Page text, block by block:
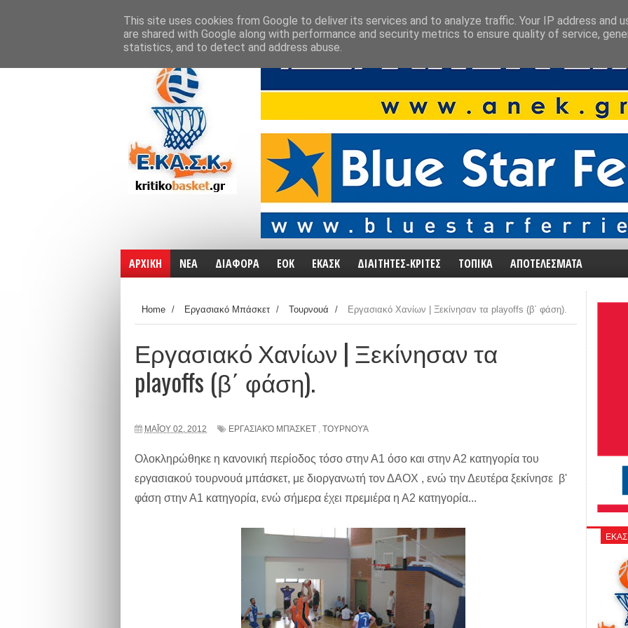
ΑΡΧΙΚΗ ΝΕΑ ΔΙΑΦΟΡΑ ΕΟΚ ΕΚΑΣΚ ΔΙΑΙΤΗΤΕΣ-ΚΡΙΤΕΣ ΤΟΠΙΚΑ ΑΠΟΤΕΛΕΣΜΑΤΑ
Home / Εργασιακό Μπάσκετ / Τουρνουά / Εργασιακό Χανίων | Ξεκίνησαν τα playoffs (β΄ φάση).
Εργασιακό Χανίων | Ξεκίνησαν τα
playoffs (β΄ φάση).
ΜΑΪ́ΟΥ 02, 2012 ΕΡΓΑΣΙΑΚΌ ΜΠΆΣΚΕΤ , ΤΟΥΡΝΟΥΆ
Ολοκληρώθηκε η κανονική περίοδος τόσο στην Α1 όσο και στην Α2 κατηγορία του
εργασιακού τουρνουά μπάσκετ, με διοργανωτή τον ΔΑΟΧ , ενώ την Δευτέρα ξεκίνησε β'
φάση στην Α1 κατηγορία, ενώ σήμερα έχει πρεμιέρα η Α2 κατηγορία...
This site uses cookies from Google to deliver its services and to analyze traffic. Your IP address and
are shared with Google along with performance and security metrics to ensure quality of service,
statistics, and to detect and address abuse.